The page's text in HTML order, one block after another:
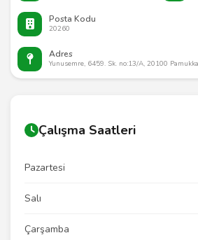
Posta Kodu
20260
Adres
Yunusemre, 6459. Sk. no:13/A, 20100
Çalışma Saatleri
Pazartesi
Salı
Çarşamba